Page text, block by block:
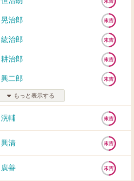
晃治郎
紘治郎
耕治郎
興二郎
もっと表示する
滉輔
興清
廣善